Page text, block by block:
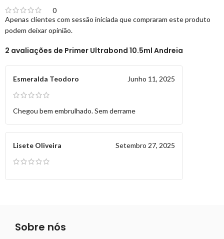
0
2 avaliações de Primer Ultrabond 10.5ml Andreia
Esmeralda Teodoro Junho 11, 2025
Chegou bem embrulhado. Sem derrame
Lisete Oliveira Setembro 27, 2025
Apenas clientes com sessão iniciada que compraram este produto
podem deixar opinião.
Sobre nós